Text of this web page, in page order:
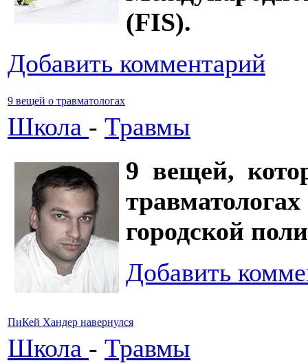
(FIS).
Добавить комментарий
9 вещей о травматологах
Школа - Травмы
9 вещей,
городской
Добавить
ПиКей Хандер навернулся
Школа - Травмы